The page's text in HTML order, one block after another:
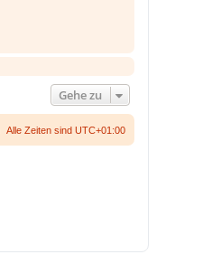
Gehe zu
Alle Zeiten sind UTC+01:00